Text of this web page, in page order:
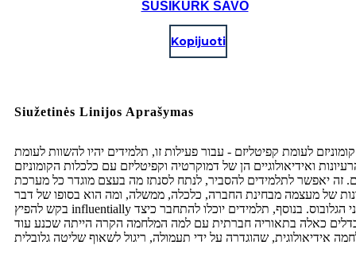
SUSIKURK SAVO
Kopijuoti
Siužetinės Linijos Aprašymas
קומוניזם לעומת קפיטליזם - עבור פעילות זו, תלמידים יהיו להשוות לעומת
ואידיאולוגיים הן של דמוקרטיה וקפיטליזם עם כלכלות הקומוניזם
זה יאפשר לתלמידים להסביר, לנתח לסנתז מה בעצם מוגדר כל מערכת
של מעצמה מבחינת החברה, כלכלה, ממשלה, ומה הוא בסופו של דבר
בקש להפיץ influentially על פני הגלובוס. בנוסף, תלמידים יוכלו להתחבר כיצד
כאלה בתאוריה חברתית עם למה המלחמה הקרה הייתה שכנע עוד